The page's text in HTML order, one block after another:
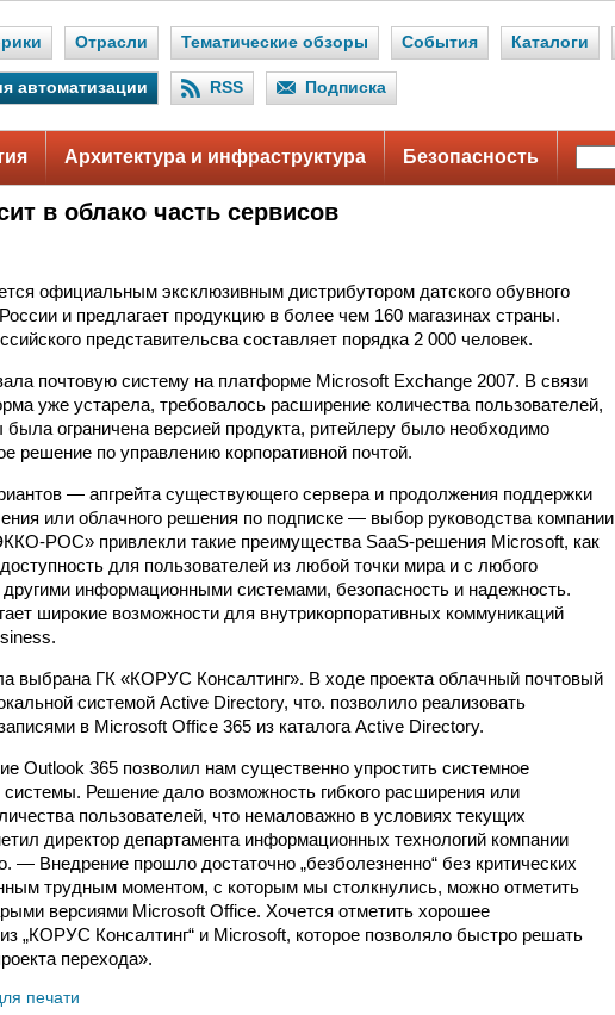
Отрасли Тематические обзоры События Каталоги
автоматизации RSS Подписка
Архитектура и инфраструктура Безопасность
в облако часть сервисов
официальным эксклюзивным дистрибутором датского обувного
и предлагает продукцию в более чем 160 магазинах страны.
представительсва составляет порядка 2 000 человек.
почтовую систему на платформе Microsoft Exchange 2007. В связи
уже устарела, требовалось расширение количества пользователей,
ограничена версией продукта, ритейлеру было необходимо
решение по управлению корпоративной почтой.
— апгрейта существующего сервера и продолжения поддержки
или облачного решения по подписке — выбор руководства компании
РОС» привлекли такие преимущества SaaS-решения Microsoft, как
для пользователей из любой точки мира и с любого
информационными системами, безопасность и надежность.
широкие возможности для внутрикорпоративных коммуникаций
выбрана ГК «КОРУС Консалтинг». В ходе проекта облачный почтовый
системой Аctive Directory, что. позволило реализовать
в Microsoft Office 365 из каталога Аctive Directory.
Outlook 365 позволил нам существенно упростить системное
Решение дало возможность гибкого расширения или
пользователей, что немаловажно в условиях текущих
директор департамента информационных технологий компании
Внедрение прошло достаточно „безболезненно“ без критических
трудным моментом, с которым мы столкнулись, можно отметить
версиями Microsoft Office. Хочется отметить хорошее
„КОРУС Консалтинг“ и Microsoft, которое позволяло быстро решать
перехода».
печати